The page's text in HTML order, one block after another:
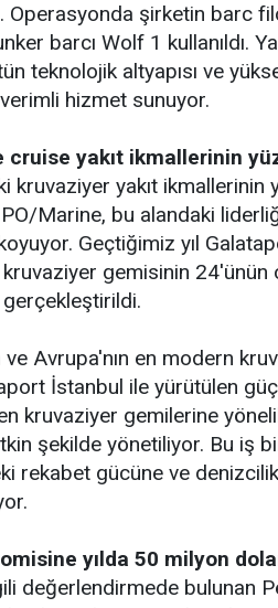
Operasyonda şirketin barc
barcı Wolf 1 kullanıldı.
teknolojik altyapısı ve
hizmet sunuyor.
cruise yakıt ikmallerinin
kruvaziyer yakıt ikmallerinin
PO/Marine, bu alandaki
Geçtiğimiz yıl
kruvaziyer gemisinin
Avrupa'nın en modern
İstanbul ile yürütülen
kruvaziyer gemilerine
şekilde yönetiliyor. Bu iş
rekabet gücüne ve
yılda 50 milyon
değerlendirmede bulunan